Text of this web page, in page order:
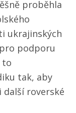
proběhla
ukrajinských
podporu
to
tak, aby
další roverské